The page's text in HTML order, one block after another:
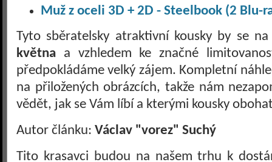
Muž z oceli 3D + 2D - Steelbook (2 Blu-
Tyto sběratelsky atraktivní kousky by se
května a vzhledem ke značné
předpokládáme velký zájem. Kompletní
na přiložených obrázcích, takže nám
vědět, jak se Vám líbí a kterými kousky
Autor článku: Václav "vorez" Suchý
Tito krasavci budou na našem trhu k